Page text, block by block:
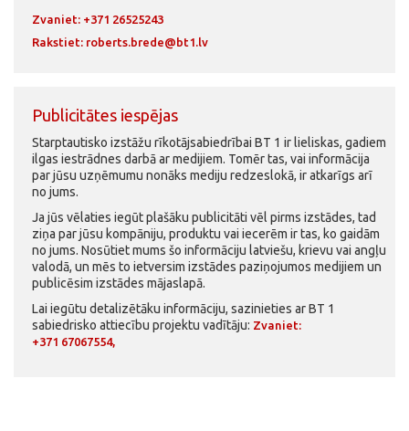
Zvaniet: +371 26525243
Rakstiet: roberts.brede@bt1.lv
Publicitātes iespējas
Starptautisko izstāžu rīkotājsabiedrībai BT 1 ir lieliskas, gadiem
ilgas iestrādnes darbā ar medijiem. Tomēr tas, vai informācija
par jūsu uzņēmumu nonāks mediju redzeslokā, ir atkarīgs arī
no jums.
Ja jūs vēlaties iegūt plašāku publicitāti vēl pirms izstādes, tad
ziņa par jūsu kompāniju, produktu vai iecerēm ir tas, ko gaidām
no jums. Nosūtiet mums šo informāciju latviešu, krievu vai angļu
valodā, un mēs to ietversim izstādes paziņojumos medijiem un
publicēsim izstādes mājaslapā.
Lai iegūtu detalizētāku informāciju, sazinieties ar BT 1
sabiedrisko attiecību projektu vadītāju: Zvaniet:
+371 67067554,